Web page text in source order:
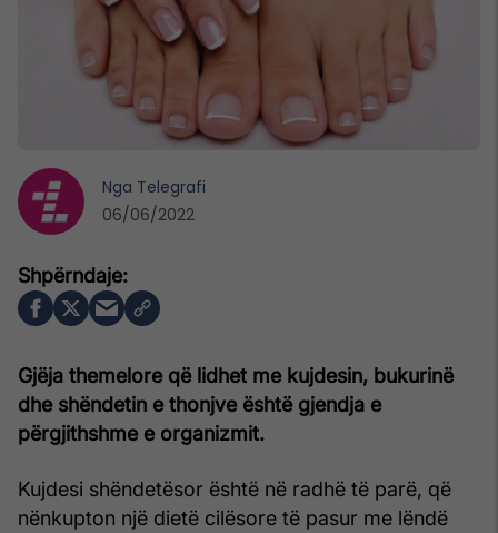
Gjëja themelore që lidhet me kujdesin, bukurinë
dhe shëndetin e thonjve është gjendja e
përgjithshme e organizmit.
Kujdesi shëndetësor është në radhë të parë, që
nënkupton një dietë cilësore të pasur me lëndë
Nga Telegrafi
06/06/2022